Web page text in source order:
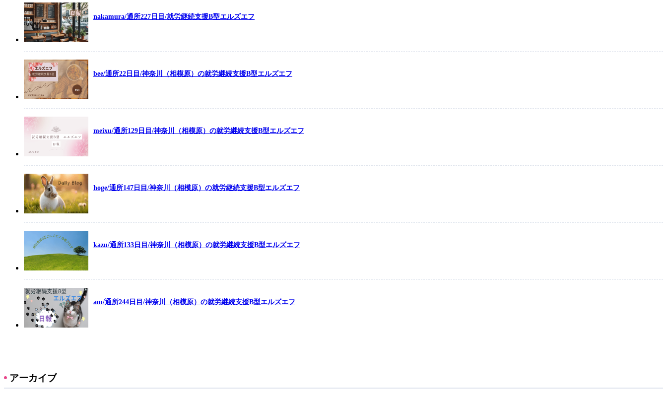
nakamura/通所227日目/就労継続支援B型エルズエフ
bee/通所22日目/神奈川（相模原）の就労継続支援B型エルズエフ
meixu/通所129日目/神奈川（相模原）の就労継続支援B型エルズエフ
hoge/通所147日目/神奈川（相模原）の就労継続支援B型エルズエフ
kazu/通所133日目/神奈川（相模原）の就労継続支援B型エルズエフ
am/通所244日目/神奈川（相模原）の就労継続支援B型エルズエフ
アーカイブ